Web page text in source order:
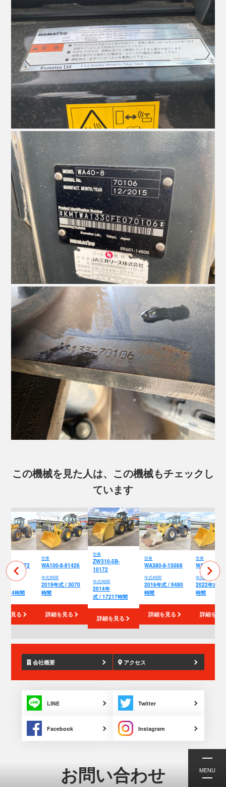
MENU
この機械を見た人は、この機械もチェックし
ています
80C6-3172
間
時間
を見る
型番
WA100-8-91426
年式/時間
2019年式 / 3070
時間
詳細を見る
型番
ZW310-5B-
10172
年式/時間
2014年
式 / 17217時間
詳細を見る
型番
WA380-8-15068
年式/時間
2016年式 / 9480
時間
詳細を見る
型番
WA380-8-
年式/時間
2022年式 /
時間
詳細を見
会社概要 アクセス
LINE Twitter
Facebook Instagram
お問い合わせ